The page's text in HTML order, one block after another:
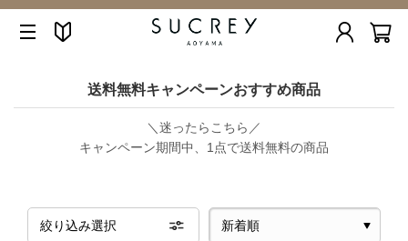
送料無料キャンペーンおすすめ商品
＼迷ったらこちら／
キャンペーン期間中、1点で送料無料の商品
絞り込み選択